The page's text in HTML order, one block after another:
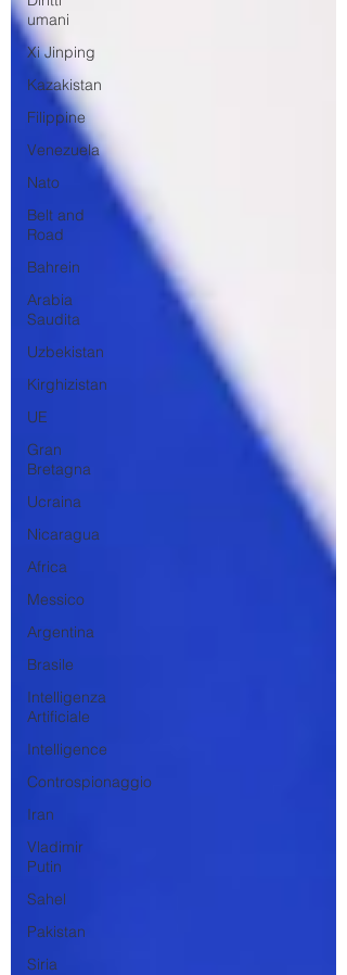
umani
Xi Jinping
Kazakistan
Filippine
Venezuela
Nato
Belt and
Road
Bahrein
Arabia
Saudita
Uzbekistan
Kirghizistan
UE
Gran
Bretagna
Ucraina
Nicaragua
Africa
Messico
Argentina
Brasile
Intelligenza
Artificiale
Intelligence
Controspionaggio
Iran
Vladimir
Putin
Sahel
Pakistan
Siria